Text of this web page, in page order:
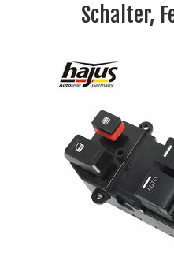
Schalter,